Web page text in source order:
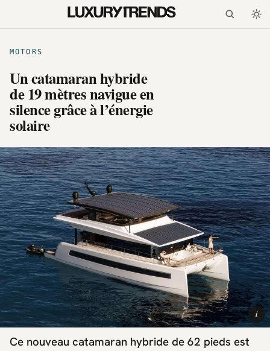
MOTORS
Un catamaran hybride
de 19 mètres navigue en
silence grâce à l’énergie
solaire
i
Ce nouveau catamaran hybride de 62 pieds est